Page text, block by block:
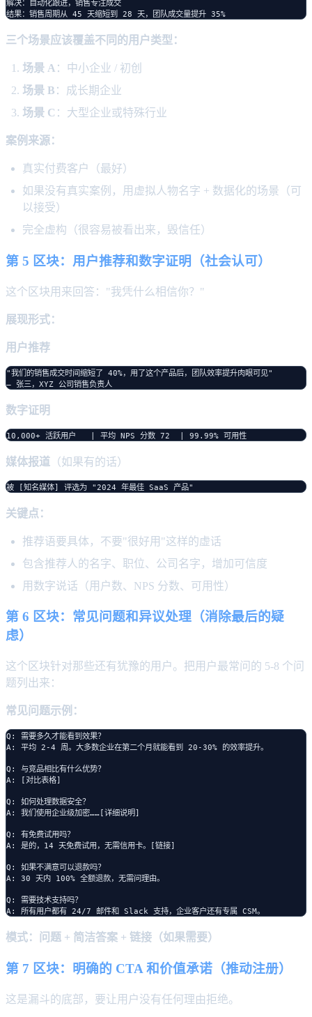
解决：自动化跟进，销售专注成交
三个场景应该覆盖不同的用户类型：
场景 A ：中小企业 / 初创
场景 B ：成长期企业
场景 C ：大型企业或特殊行业
案例来源：
真实付费客户（最好）
如果没有真实案例，用虚拟人物名字 + 数据化的场景（可
以接受）
完全虚构（很容易被看出来，毁信任）
第 5 区块：用户推荐和数字证明（社会认可）
这个区块用来回答："我凭什么相信你？"
展现形式：
用户推荐
"我们的销售成交时间缩短了 40%，用了这个产品后，团队效率提升肉眼可见"
数字证明
媒体报道 （如果有的话）
关键点：
推荐语要具体，不要"很好用"这样的虚话
包含推荐人的名字、职位、公司名字，增加可信度
用数字说话（用户数、NPS 分数、可用性）
第 6 区块：常见问题和异议处理（消除最后的疑
虑）
这个区块针对那些还有犹豫的用户。把用户最常问的 5-8 个问
题列出来：
常见问题示例：
Q: 需要多久才能看到效果？
A: 平均 2-4 周。大多数企业在第二个月就能看到 20-30% 的效率提升。
Q: 与竞品相比有什么优势？
A: [对比表格]
Q: 如何处理数据安全？
A: 我们使用企业级加密……[详细说明]
Q: 有免费试用吗？
A: 是的，14 天免费试用，无需信用卡。[链接]
Q: 如果不满意可以退款吗？
A: 30 天内 100% 全额退款，无需问理由。
Q: 需要技术支持吗？
模式：问题 + 简洁答案 + 链接（如果需要）
第 7 区块：明确的 CTA 和价值承诺（推动注册）
这是漏斗的底部，要让用户没有任何理由拒绝。